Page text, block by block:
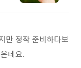
만 정작 준비하다보
데요.